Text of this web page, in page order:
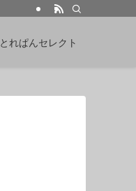
とれぱんセレクト